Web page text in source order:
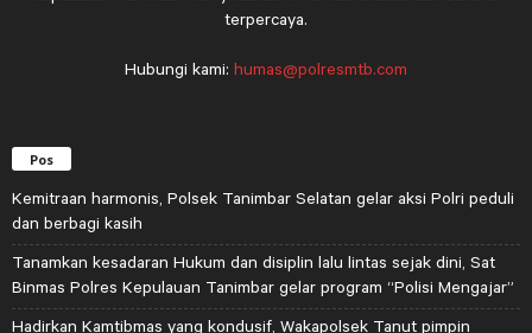
terpercaya.
Hubungi kami: humas@polresmtb.com
Pos
Kemitraan harmonis, Polsek Tanimbar Selatan gelar aksi Polri peduli
dan berbagi kasih
Tanamkan kesadaran Hukum dan disiplin lalu lintas sejak dini, Sat
Binmas Polres Kepulauan Tanimbar gelar program “Polisi Mengajar”
Hadirkan Kamtibmas yang kondusif, Wakapolsek Tanut pimpin